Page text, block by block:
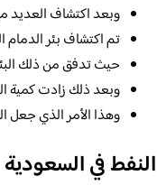
وبعد اكتشاف العديد
تم اكتشاف بئر الدمام
حيث تدفق من ذلك
وبعد ذلك زادت كمية
وهذا الأمر الذي جعل
النفط في السعودية